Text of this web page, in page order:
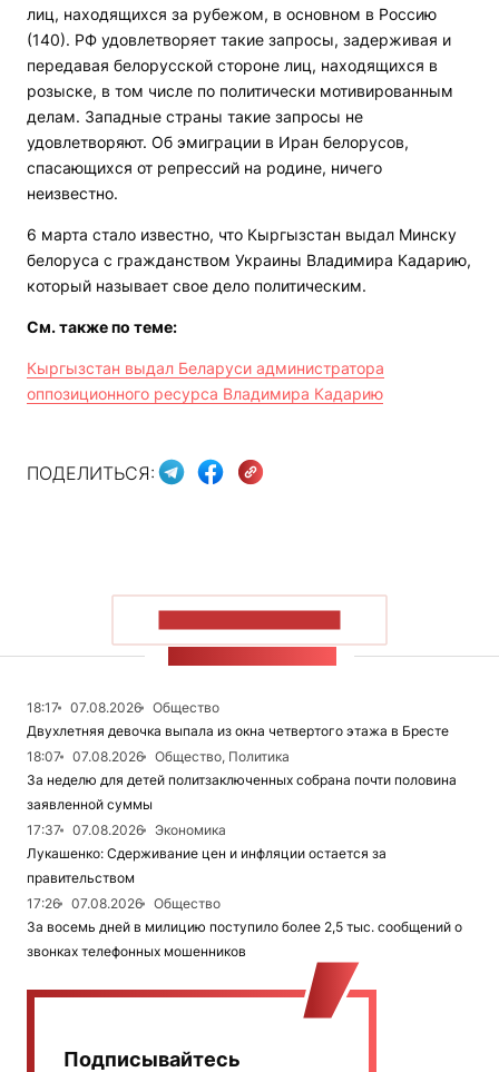
лиц, находящихся за рубежом, в основном в Россию
(140). РФ удовлетворяет такие запросы, задерживая и
передавая белорусской стороне лиц, находящихся в
розыске, в том числе по политически мотивированным
делам. Западные страны такие запросы не
удовлетворяют. Об эмиграции в Иран белорусов,
спасающихся от репрессий на родине, ничего
неизвестно.
6 марта стало известно, что Кыргызстан выдал Минску
белоруса с гражданством Украины Владимира Кадарию,
который называет свое дело политическим.
См. также по теме:
Кыргызстан выдал Беларуси администратора
оппозиционного ресурса Владимира Кадарию
ПОДЕЛИТЬСЯ:
18:17 07.08.2026
Общество
Двухлетняя девочка выпала из окна четвертого этажа в Бресте
18:07
07.08.2026
Общество, Политика
За неделю для детей политзаключенных собрана почти половина
заявленной суммы
17:37
07.08.2026
Экономика
Лукашенко: Сдерживание цен и инфляции остается за
правительством
17:26
07.08.2026
Общество
За восемь дней в милицию поступило более 2,5 тыс. сообщений о
звонках телефонных мошенников
Подписывайтесь